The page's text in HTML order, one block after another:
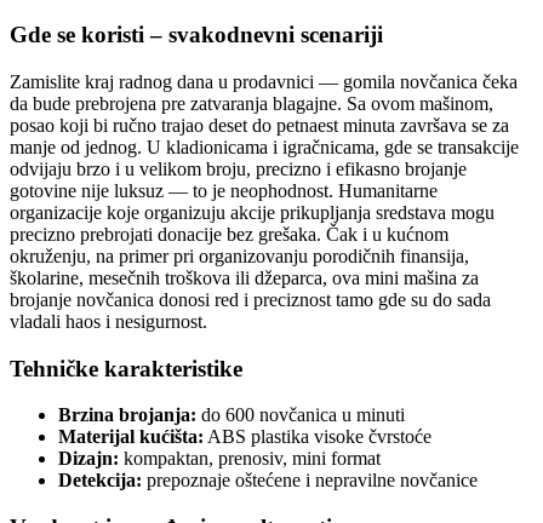
Gde se koristi – svakodnevni scenariji
Zamislite kraj radnog dana u prodavnici — gomila novčanica čeka
da bude prebrojena pre zatvaranja blagajne. Sa ovom mašinom,
posao koji bi ručno trajao deset do petnaest minuta završava se za
manje od jednog. U kladionicama i igračnicama, gde se transakcije
odvijaju brzo i u velikom broju, precizno i efikasno brojanje
gotovine nije luksuz — to je neophodnost. Humanitarne
organizacije koje organizuju akcije prikupljanja sredstava mogu
precizno prebrojati donacije bez grešaka. Čak i u kućnom
okruženju, na primer pri organizovanju porodičnih finansija,
školarine, mesečnih troškova ili džeparca, ova mini mašina za
brojanje novčanica donosi red i preciznost tamo gde su do sada
vladali haos i nesigurnost.
Tehničke karakteristike
Brzina brojanja: do 600 novčanica u minuti
Materijal kućišta: ABS plastika visoke čvrstoće
Dizajn: kompaktan, prenosiv, mini format
Detekcija: prepoznaje oštećene i nepravilne novčanice